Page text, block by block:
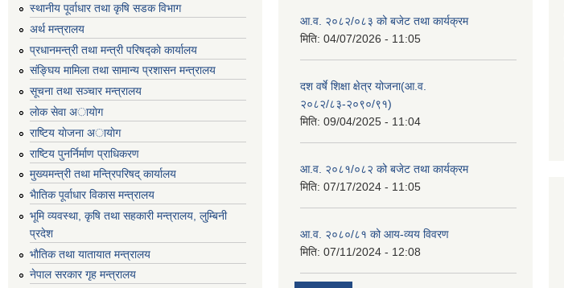
स्थानीय पूर्वाधार तथा कृषि सडक विभाग
अर्थ मन्त्रालय
प्रधानमन्त्री तथा मन्त्री परिषद्काे कार्यालय
संङ्घिय मामिला तथा सामान्य प्रशासन मन्त्रालय
सूचना तथा सञ्चार मन्त्रालय
लाेक सेवा अायाेग
राष्टिय याेजना अायाेग
राष्टिय पुनर्निर्माण प्राधिकरण
मुख्यमन्त्री तथा मन्त्रिपरिषद् कार्यालय
भैातिक पूर्वाधार विकास मन्त्रालय
भूमि व्यवस्था, कृषि तथा सहकारी मन्त्रालय, लु्म्बिनी
प्रदेश
भाैतिक तथा यातायात मन्त्रालय
नेपाल सरकार गृह मन्त्रालय
आ.व. २०८२/०८३ को बजेट तथा कार्यक्रम
मिति: 04/07/2026 - 11:05
दश वर्षे शिक्षा क्षेत्र योजना(आ.व.
२०८२/८३-२०९०/९१)
मिति: 09/04/2025 - 11:04
आ.व. २०८१/०८२ को बजेट तथा कार्यक्रम
मिति: 07/17/2024 - 11:05
आ.व. २०८०/८१ को आय-व्यय विवरण
मिति: 07/11/2024 - 12:08